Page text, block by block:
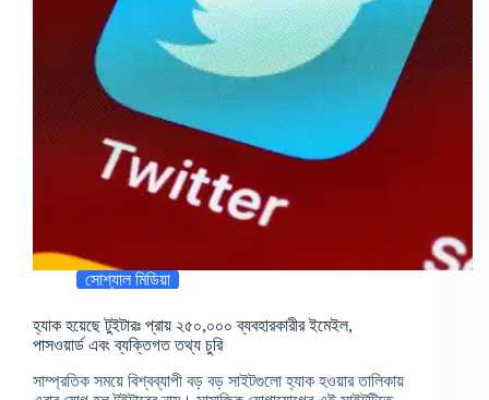
সোশ্যাল মিডিয়া
হ্যাক হয়েছে টুইটারঃ প্রায় ২৫০,০০০ ব্যবহারকারীর ইমেইল,
পাসওয়ার্ড এবং ব্যক্তিগত তথ্য চুরি
সাম্প্রতিক সময়ে বিশ্বব্যাপী বড় বড় সাইটগুলো হ্যাক হওয়ার তালিকায়